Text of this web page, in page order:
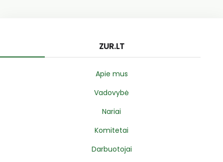
ZUR.LT
Apie mus
Vadovybė
Nariai
Komitetai
Darbuotojai